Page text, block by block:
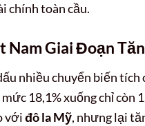
chính toàn cầu.
Nam Giai Đoạn
nhiều chuyển biến
18,1% xuống chỉ còn
vớiđô la Mỹ, nhưng lại